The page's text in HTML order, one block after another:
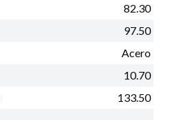
82.30
97.50
Acero
10.70
133.50